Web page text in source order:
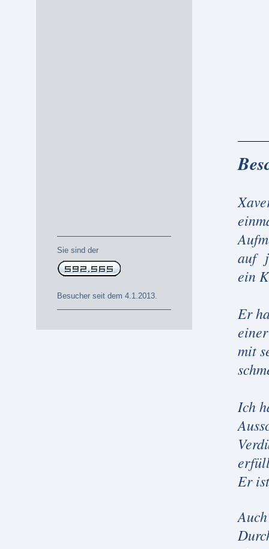
Sie sind der
Besucher seit dem 4.1.2013.
auf
ein
Er
mit
Ich
Er